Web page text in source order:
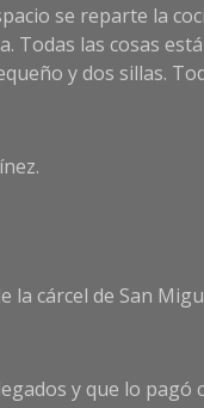
se reparte la
Todas las cosas
y dos sillas.
cárcel de San
y que lo pagó